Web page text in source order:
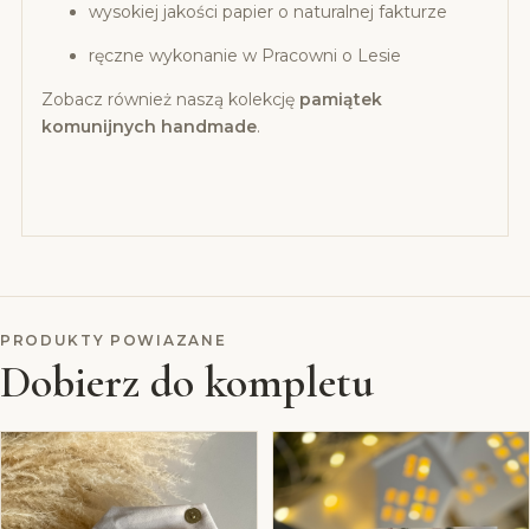
wysokiej jakości papier o naturalnej fakturze
ręczne wykonanie w Pracowni o Lesie
Zobacz również naszą kolekcję pamiątek
komunijnych handmade.
PRODUKTY POWIAZANE
Dobierz do kompletu